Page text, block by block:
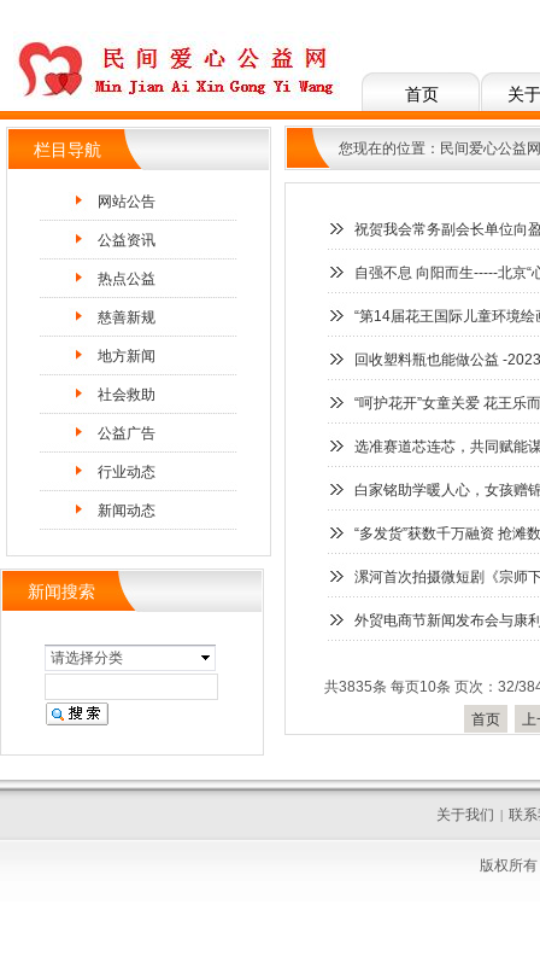
首页 关
栏目导航
网站公告
公益资讯
热点公益
慈善新规
地方新闻
社会救助
公益广告
行业动态
新闻动态
新闻搜索
请选择分类
您现在的位置： 民间爱心公益网
祝贺我会常务副会长单位向
自强不息 向阳而生-----北京“
“第14届花王国际儿童环境绘
回收塑料瓶也能做公益 -
“呵护花开”女童关爱 花王乐
选准赛道芯连芯，共同赋能
白家铭助学暖人心，女孩赠
“多发货”获数千万融资 抢滩
漯河首次拍摄微短剧《宗师
外贸电商节新闻发布会与康
共3835条 每页10条 页次：32/
首页
上
关于我们 | 联
版权所